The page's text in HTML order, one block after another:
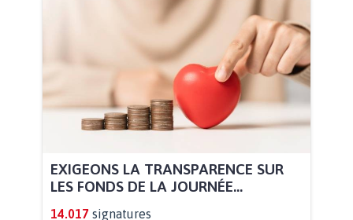
EXIGEONS LA TRANSPARENCE SUR
LES FONDS DE LA JOURNÉE...
14.017 signatures